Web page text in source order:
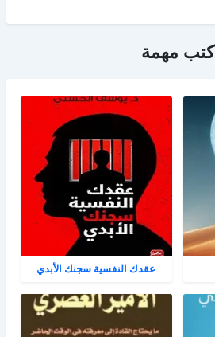
كتب مهمة
عقدك النفسية سجنك الأبدي